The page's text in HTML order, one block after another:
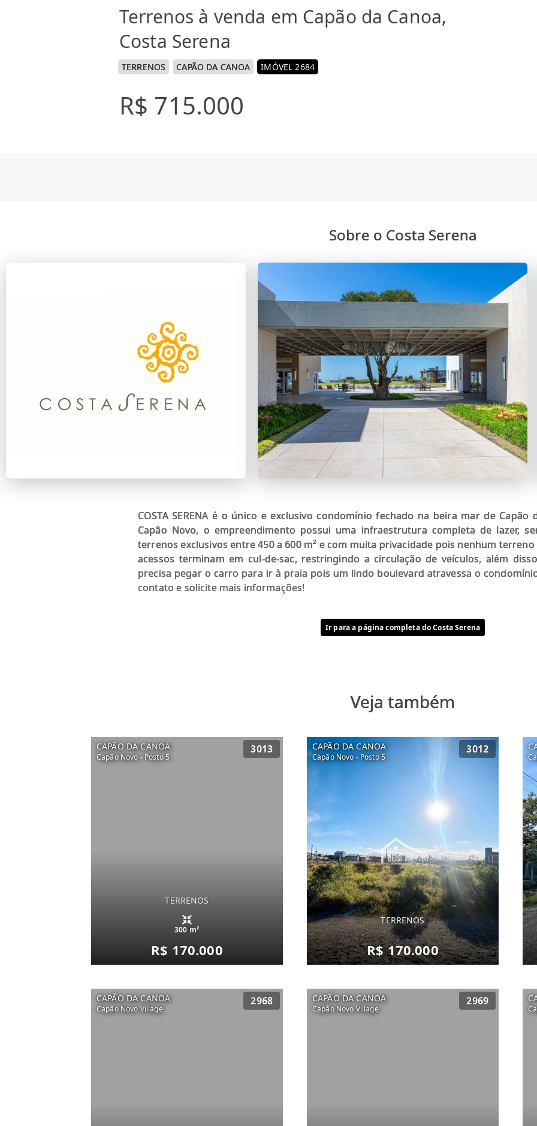
Terrenos à venda em Capão da Canoa,
Costa Serena
TERRENOS CAPÃO DA CANOA IMÓVEL 2684
R$ 715.000
Sobre o Costa Serena
COSTA SERENA é o único e exclusivo condomínio fechado na beira mar de
Capão Novo, o empreendimento possui uma infraestrutura completa de lazer,
terrenos exclusivos entre 450 a 600 m² e com muita privacidade pois nenhum
acessos terminam em cul-de-sac, restringindo a circulação de veículos, além
precisa pegar o carro para ir à praia pois um lindo boulevard atravessa o
contato e solicite mais informações!
Ir para a página completa do Costa Serena
Veja também
CAPÃO DA CANOA
Capão Novo - Posto 5
3013
TERRENOS
300 m²
R$ 170.000
CAPÃO DA CANOA
Capão Novo - Posto 5
3012
TERRENOS
R$ 170.000
CAPÃO DA CANOA
Capão Novo Village
2968 CAPÃO DA CANOA
Capão Novo Village
2969